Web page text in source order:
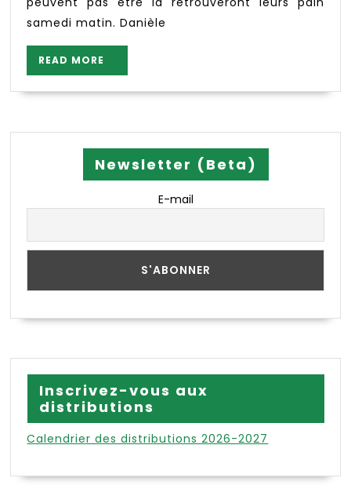
samedi matin. Danièle
READ MORE
MORE
Newsletter (Beta)
E-mail
Inscrivez-vous aux
distributions
Calendrier des distributions 2026-2027